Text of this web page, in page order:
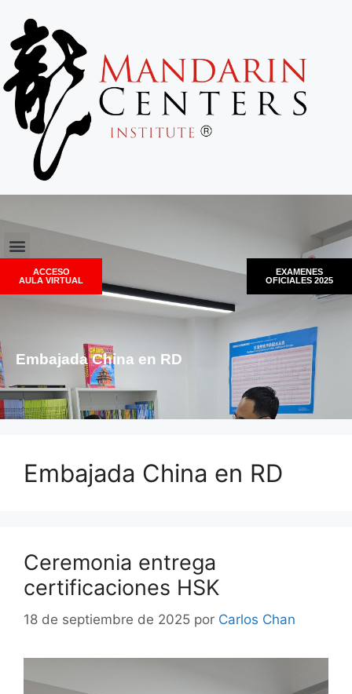
ACCESO
AULA VIRTUAL
EXAMENES
OFICIALES 2025
Embajada China en RD
Embajada China en RD
Ceremonia entrega
certificaciones HSK
18 de septiembre de 2025 por Carlos Chan